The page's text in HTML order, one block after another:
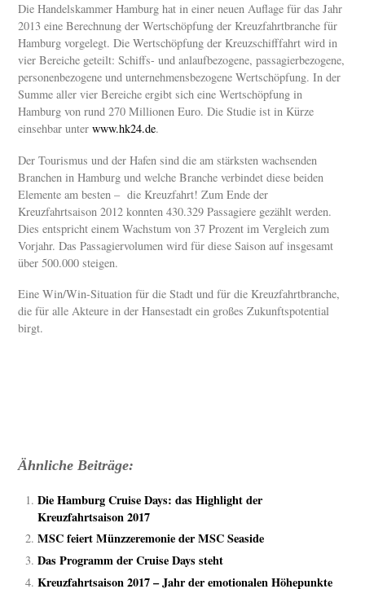
Die Handelskammer Hamburg hat in einer neuen Auflage für das Jahr
2013 eine Berechnung der Wertschöpfung der Kreuzfahrtbranche für
Hamburg vorgelegt. Die Wertschöpfung der Kreuzschifffahrt wird in
vier Bereiche geteilt: Schiffs- und anlaufbezogene, passagierbezogene,
personenbezogene und unternehmensbezogene Wertschöpfung. In der
Summe aller vier Bereiche ergibt sich eine Wertschöpfung in
Hamburg von rund 270 Millionen Euro. Die Studie ist in Kürze
einsehbar unterwww.hk24.de.
Der Tourismus und der Hafen sind die am stärksten wachsenden
Branchen in Hamburg und welche Branche verbindet diese beiden
Elemente am besten – die Kreuzfahrt! Zum Ende der
Kreuzfahrtsaison 2012 konnten 430.329 Passagiere gezählt werden.
Dies entspricht einem Wachstum von 37 Prozent im Vergleich zum
Vorjahr. Das Passagiervolumen wird für diese Saison auf insgesamt
über 500.000 steigen.
Eine Win/Win-Situation für die Stadt und für die Kreuzfahrtbranche,
die für alle Akteure in der Hansestadt ein großes Zukunftspotential
birgt.
Ähnliche Beiträge:
Die Hamburg Cruise Days: das Highlight der
Kreuzfahrtsaison 2017
MSC feiert Münzzeremonie der MSC Seaside
Das Programm der Cruise Days steht
Kreuzfahrtsaison 2017 – Jahr der emotionalen Höhepunkte